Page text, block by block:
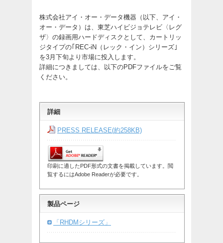
株式会社アイ・オー・データ機器（以下、アイ・
オー・データ）は、東芝ハイビジョテレビ〈レグ
ザ〉の録画用ハードディスクとして、カートリッ
ジタイプの｢REC-iN（レック・イン）シリーズ｣
を3月下旬より市場に投入します。
詳細につきましては、以下のPDFファイルをご覧
ください。
詳細
PRESS RELEASE(約258KB)
印刷に適したPDF形式の文書を掲載しています。閲
覧するにはAdobe Readerが必要です。
製品ページ
「RHDMシリーズ」